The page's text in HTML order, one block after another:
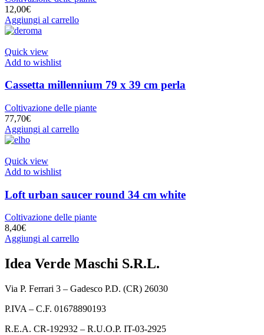
12,00€
Aggiungi al carrello
Quick view
Add to wishlist
Cassetta millennium 79 x 39 cm perla
Coltivazione delle piante
77,70€
Aggiungi al carrello
Quick view
Add to wishlist
Loft urban saucer round 34 cm white
Coltivazione delle piante
8,40€
Aggiungi al carrello
Idea Verde Maschi S.R.L.
Via P. Ferrari 3 – Gadesco P.D. (CR) 26030
P.IVA – C.F. 01678890193
R.E.A. CR-192932 – R.U.O.P. IT-03-2925